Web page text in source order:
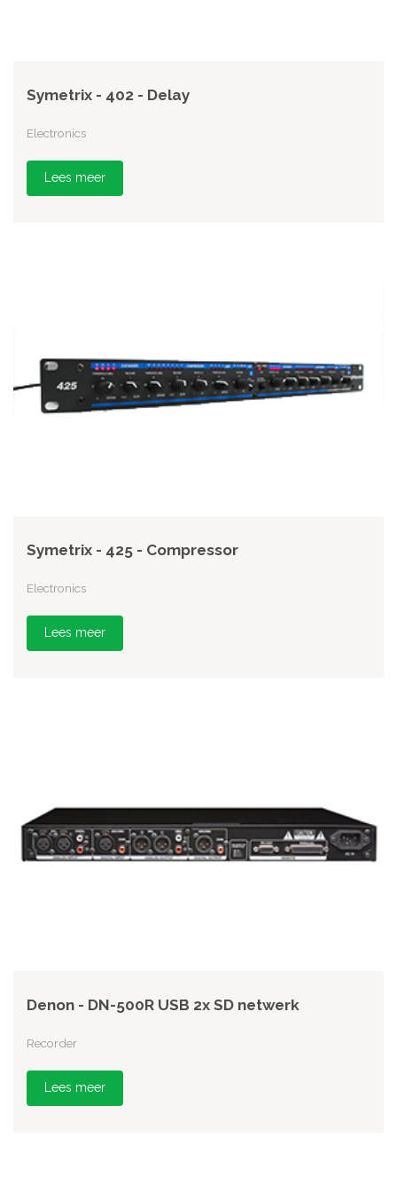
Symetrix - 402 - Delay
Electronics
Lees meer
Symetrix - 425 - Compressor
Electronics
Lees meer
Denon - DN-500R USB 2x SD netwerk
Recorder
Lees meer